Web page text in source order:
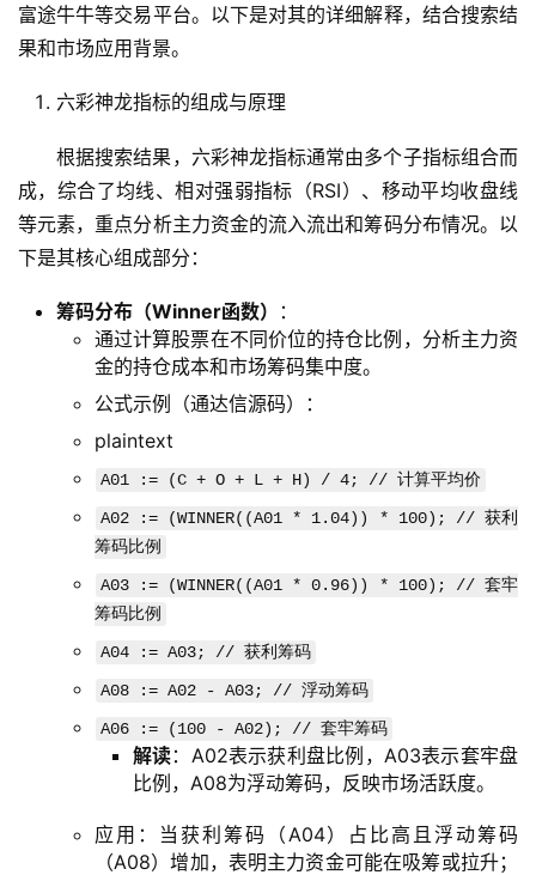
富途牛牛等交易平台。以下是对其的详细解释，结合搜索结
果和市场应用背景。
六彩神龙指标的组成与原理
根据搜索结果，六彩神龙指标通常由多个子指标组合而
成，综合了均线、相对强弱指标（RSI）、移动平均收盘线
等元素，重点分析主力资金的流入流出和筹码分布情况。以
下是其核心组成部分：
筹码分布（Winner函数）
：
通过计算股票在不同价位的持仓比例，分析主力资
金的持仓成本和市场筹码集中度。
公式示例（通达信源码）：
plaintext
A01 := (C + O + L + H) / 4; // 计算平均价
A02 := (WINNER((A01 * 1.04)) * 100); // 获利
筹码比例
A03 := (WINNER((A01 * 0.96)) * 100); // 套牢
筹码比例
A04 := A03; // 获利筹码
A08 := A02 - A03; // 浮动筹码
A06 := (100 - A02); // 套牢筹码
解读：A02表示获利盘比例，A03表示套牢盘
比例，A08为浮动筹码，反映市场活跃度。
应用：当获利筹码（A04）占比高且浮动筹码
（A08）增加，表明主力资金可能在吸筹或拉升；